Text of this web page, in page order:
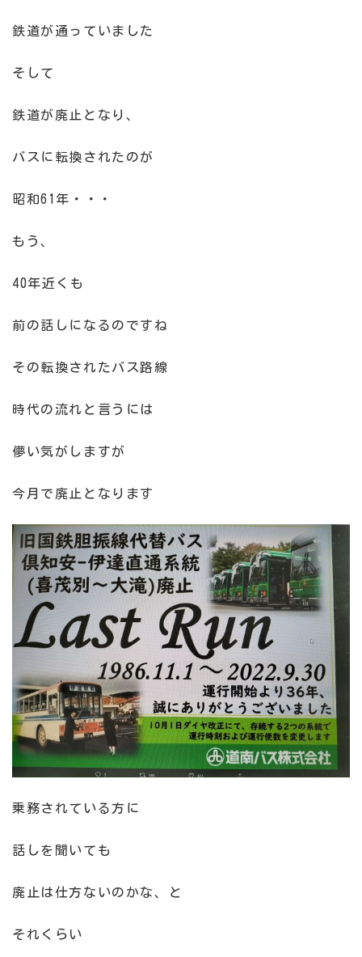
鉄道が通っていました
そして
鉄道が廃止となり、
バスに転換されたのが
昭和61年・・・
もう、
40年近くも
前の話しになるのですね
その転換されたバス路線
時代の流れと言うには
儚い気がしますが
今月で廃止となります
乗務されている方に
話しを聞いても
廃止は仕方ないのかな、と
それくらい